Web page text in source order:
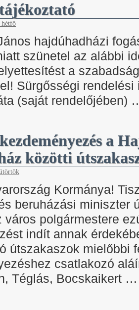
hétfő
hajdúhadházi
szünetel az alábbi
a
Sürgősségi
(saját rendelőjében)
a
közötti
Kormánya!
beruházási miniszter
város polgármestere
indít annak
útszakaszok mielőbbi
csatlakozó
Téglás, Bocskaikert